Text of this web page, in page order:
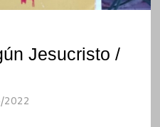
Jesucristo /
2022